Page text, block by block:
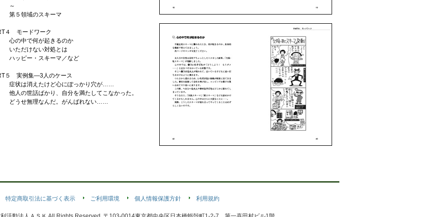
～
第５領域のスキーマ
４ モードワーク
心の中で何が起きるのか
いただけない対処とは
ハッピー・スキーマ／など
５ 実例集―3人のケース
症状は消えたけど心にぽっかり穴が……
他人の世話ばかり、自分を満たしてこなかった。
どうせ無理なんだ。がんばれない……
特定商取引法に基づく表示 ご利用環境 個人情報保護方針 利用規約